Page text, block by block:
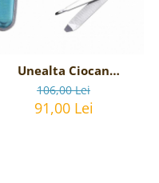
Unealta Ciocan
multifunctional - 12
functii
106,00 Lei
91,00 Lei